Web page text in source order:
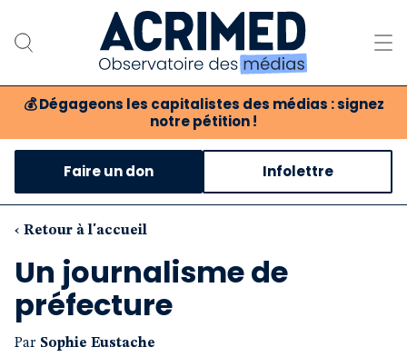
💰 Dégageons les capitalistes des médias : signez
notre pétition !
Notre association
Notre critique des médias
Nos propositions
Notre revue
Boutique
Faire un don Infolettre
‹ Retour à l'accueil
Un journalisme de
préfecture
Par Sophie Eustache